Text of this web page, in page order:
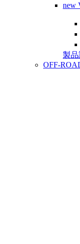
new
製品
OFF-